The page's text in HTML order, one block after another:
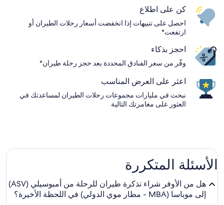
كن على اطلاع
احصل على تنبيهات إذا انخفضت أسعار رحلات الطيران أو
ارتفعت*
احجز بذكاء
وفّر من سعر الفنادق المحددة بعد حجز رحلة طيران*
اعثر على العرض المناسب
نبحث في مليارات مجموعات رحلات الطيران لمساعدتك في
العثور على مغامرتك التالية
الأسئلة المتكررة
هل من الأوفر شراء تذكرة طيران للرحلة من أمبوسيلي (ASV)
إلى موباسا (MBA - مطار موي الدولي) في اللحظة الأخيرة؟